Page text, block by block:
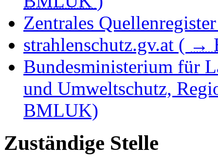
Zentrales
strahlenschutz.gv.at ( →
Bundesministerium für
und Umweltschutz,
BMLUK)
Zuständige Stelle